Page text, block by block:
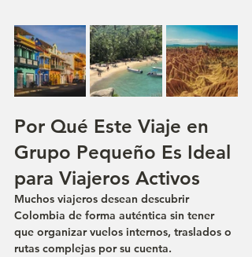
Por Qué Este Viaje en
Grupo Pequeño Es Ideal
para Viajeros Activos
Muchos viajeros desean descubrir
Colombia de forma auténtica sin tener
que organizar vuelos internos, traslados o
rutas complejas por su cuenta.